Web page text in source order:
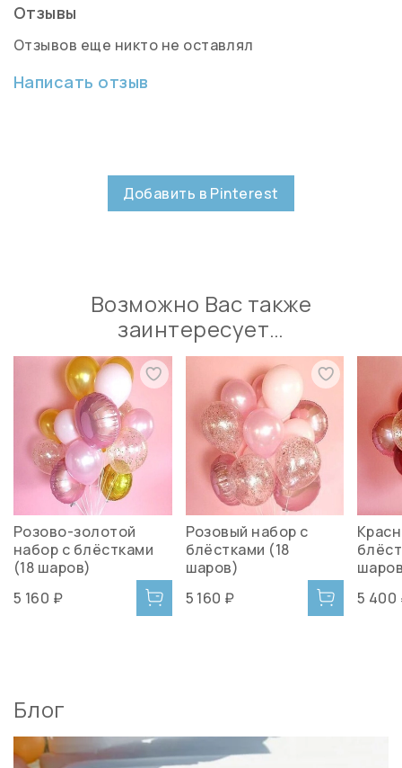
Отзывы
Отзывов еще никто не оставлял
Написать отзыв
Добавить в Pinterest
Возможно Вас также
заинтересует…
Розово-золотой
набор с блёстками
(18 шаров)
5 160 ₽
Розовый набор с
блёстками (18
шаров)
5 160 ₽
5 400
Блог